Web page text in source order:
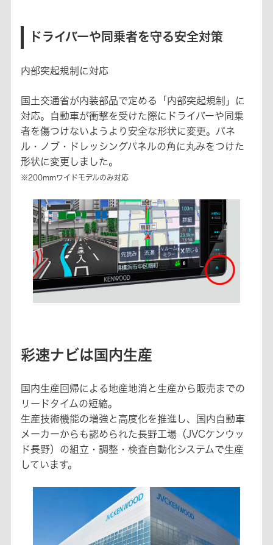
ドライバーや同乗者を守る安全対策
内部突起規制に対応
国土交通省が内装部品で定める「内部突起規制」に
対応。自動車が衝撃を受けた際にドライバーや同乗
者を傷つけないようより安全な形状に変更。パネ
ル・ノブ・ドレッシングパネルの角に丸みをつけた
形状に変更しました。
※200mmワイドモデルのみ対応
彩速ナビは国内生産
国内生産回帰による地産地消と生産から販売までの
リードタイムの短縮。
生産技術機能の増強と高度化を推進し、国内自動車
メーカーからも認められた長野工場（JVCケンウッ
ド長野）の組立・調整・検査自動化システムで生産
しています。